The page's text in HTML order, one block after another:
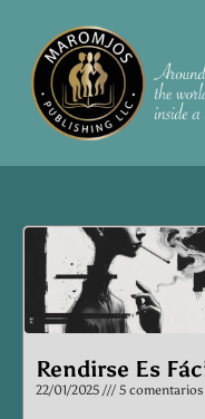
Rendirse Es
22/01/2025 5 comentarios
Page PagePagePage